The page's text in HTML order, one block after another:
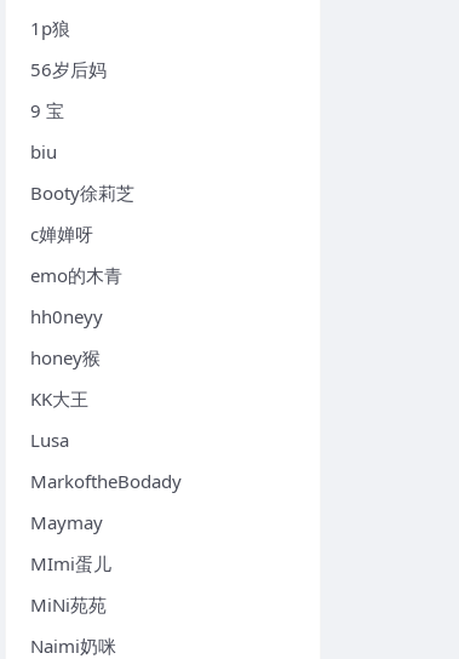
1p狼
56岁后妈
9 宝
biu
Booty徐莉芝
c婵婵呀
emo的木青
hh0neyy
honey猴
KK大王
Lusa
MarkoftheBodady
Maymay
MImi蛋儿
MiNi苑苑
Naimi奶咪